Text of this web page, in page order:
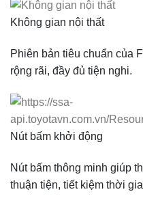
Không gian nội thất
Phiên bản tiêu chuẩn của
rộng rãi, đầy đủ tiện nghi.
Nút bấm khởi động
Nút bấm thông minh giúp
thuận tiện, tiết kiệm thời